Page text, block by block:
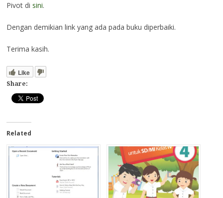
Pivot di sini.
Dengan demikian link yang ada pada buku diperbaiki.
Terima kasih.
Like
Share:
Related